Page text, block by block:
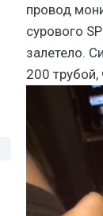
провод
сурового
залетело.
200 трубой,